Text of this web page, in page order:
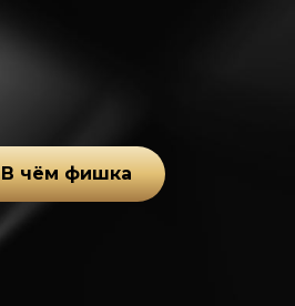
В чём фишка